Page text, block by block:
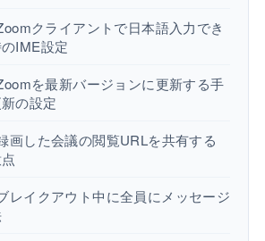
クライアントで日本語入力でき
IME設定
を最新バージョンに更新する手
の設定
画した会議の閲覧URLを共有する
レイクアウト中に全員にメッセージ